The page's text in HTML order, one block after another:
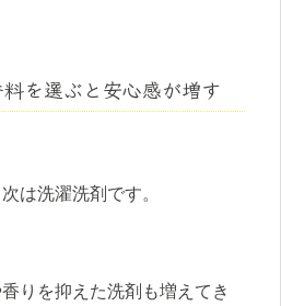
を選ぶと安心感が増す
は洗濯洗剤です。
りを抑えた洗剤も増えてき